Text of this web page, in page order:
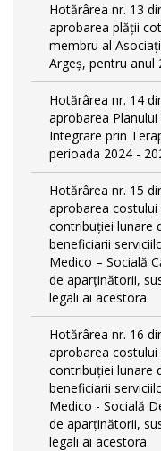
Hotărârea nr. 13
aprobarea plății
membru al
Argeș, pentru anul
Hotărârea nr. 14
aprobarea
Integrare prin
perioada 2024 -
Hotărârea nr. 15
aprobarea
contribuției lunare
beneficiarii
Medico – Socială
de aparținătorii,
legali ai acestora
Hotărârea nr. 16
aprobarea
contribuției lunare
beneficiarii
Medico - Socială
de aparținătorii,
legali ai acestora